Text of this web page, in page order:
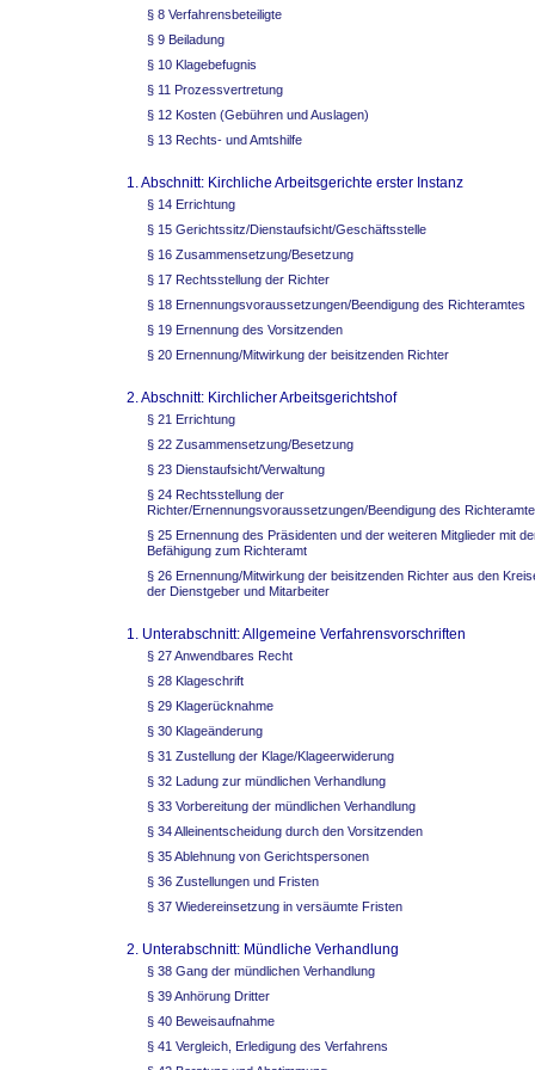
§ 8 Verfahrensbeteiligte
§ 9 Beiladung
§ 10 Klagebefugnis
§ 11 Prozessvertretung
§ 12 Kosten (Gebühren und Auslagen)
§ 13 Rechts- und Amtshilfe
1. Abschnitt: Kirchliche Arbeitsgerichte erster Instanz
§ 14 Errichtung
§ 15 Gerichtssitz/Dienstaufsicht/Geschäftsstelle
§ 16 Zusammensetzung/Besetzung
§ 17 Rechtsstellung der Richter
§ 18 Ernennungsvoraussetzungen/Beendigung des Richteramtes
§ 19 Ernennung des Vorsitzenden
§ 20 Ernennung/Mitwirkung der beisitzenden Richter
2. Abschnitt: Kirchlicher Arbeitsgerichtshof
§ 21 Errichtung
§ 22 Zusammensetzung/Besetzung
§ 23 Dienstaufsicht/Verwaltung
§ 24 Rechtsstellung der
Richter/Ernennungsvoraussetzungen/Beendigung des
§ 25 Ernennung des Präsidenten und der weiteren Mitglieder mit
Befähigung zum Richteramt
§ 26 Ernennung/Mitwirkung der beisitzenden Richter aus den
der Dienstgeber und Mitarbeiter
1. Unterabschnitt: Allgemeine Verfahrensvorschriften
§ 27 Anwendbares Recht
§ 28 Klageschrift
§ 29 Klagerücknahme
§ 30 Klageänderung
§ 31 Zustellung der Klage/Klageerwiderung
§ 32 Ladung zur mündlichen Verhandlung
§ 33 Vorbereitung der mündlichen Verhandlung
§ 34 Alleinentscheidung durch den Vorsitzenden
§ 35 Ablehnung von Gerichtspersonen
§ 36 Zustellungen und Fristen
§ 37 Wiedereinsetzung in versäumte Fristen
2. Unterabschnitt: Mündliche Verhandlung
§ 38 Gang der mündlichen Verhandlung
§ 39 Anhörung Dritter
§ 40 Beweisaufnahme
§ 41 Vergleich, Erledigung des Verfahrens